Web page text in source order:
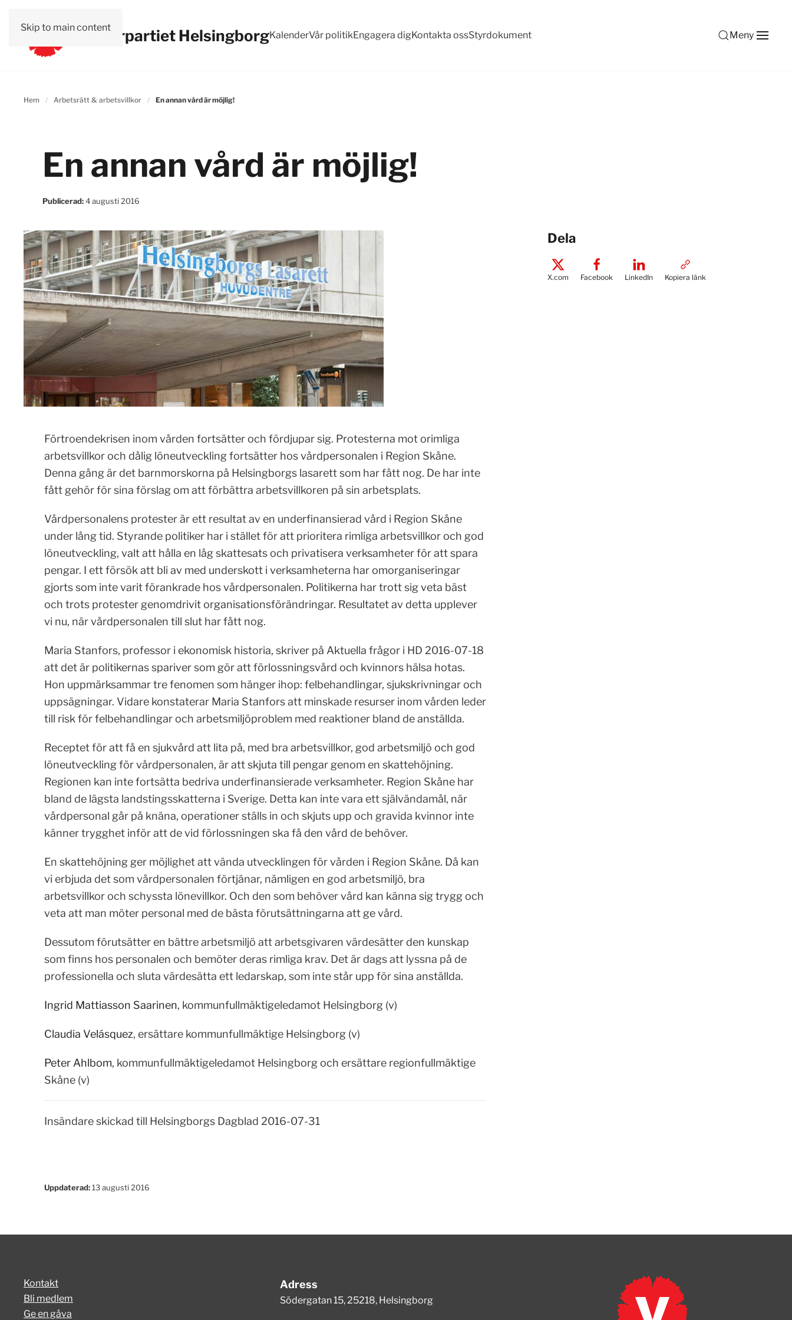
Skip to main contentVänsterpartiet HelsingborgKalenderVår politikEngagera digKontakta ossStyrdokument Meny
Hem Arbetsrätt & arbetsvillkor En annan vård är möjlig!
En annan vård är möjlig!
Publicerad:4 augusti 2016
Förtroendekrisen inom vården fortsätter och fördjupar sig. Protesterna mot orimliga
arbetsvillkor och dålig löneutveckling fortsätter hos vårdpersonalen i Region Skåne.
Denna gång är det barnmorskorna på Helsingborgs lasarett som har fått nog. De har inte
fått gehör för sina förslag om att förbättra arbetsvillkoren på sin arbetsplats.
Vårdpersonalens protester är ett resultat av en underfinansierad vård i Region Skåne
under lång tid. Styrande politiker har i stället för att prioritera rimliga arbetsvillkor och god
löneutveckling, valt att hålla en låg skattesats och privatisera verksamheter för att spara
pengar. I ett försök att bli av med underskott i verksamheterna har omorganiseringar
gjorts som inte varit förankrade hos vårdpersonalen. Politikerna har trott sig veta bäst
och trots protester genomdrivit organisationsförändringar. Resultatet av detta upplever
vi nu, när vårdpersonalen till slut har fått nog.
Maria Stanfors, professor i ekonomisk historia, skriver på Aktuella frågor i HD 2016-07-18
att det är politikernas spariver som gör att förlossningsvård och kvinnors hälsa hotas.
Hon uppmärksammar tre fenomen som hänger ihop: felbehandlingar, sjukskrivningar och
uppsägningar. Vidare konstaterar Maria Stanfors att minskade resurser inom vården leder
till risk för felbehandlingar och arbetsmiljöproblem med reaktioner bland de anställda.
Receptet för att få en sjukvård att lita på, med bra arbetsvillkor, god arbetsmiljö och god
löneutveckling för vårdpersonalen, är att skjuta till pengar genom en skattehöjning.
Regionen kan inte fortsätta bedriva underfinansierade verksamheter. Region Skåne har
bland de lägsta landstingsskatterna i Sverige. Detta kan inte vara ett självändamål, när
vårdpersonal går på knäna, operationer ställs in och skjuts upp och gravida kvinnor inte
känner trygghet inför att de vid förlossningen ska få den vård de behöver.
En skattehöjning ger möjlighet att vända utvecklingen för vården i Region Skåne. Då kan
vi erbjuda det som vårdpersonalen förtjänar, nämligen en god arbetsmiljö, bra
arbetsvillkor och schyssta lönevillkor. Och den som behöver vård kan känna sig trygg och
veta att man möter personal med de bästa förutsättningarna att ge vård.
Dessutom förutsätter en bättre arbetsmiljö att arbetsgivaren värdesätter den kunskap
som finns hos personalen och bemöter deras rimliga krav. Det är dags att lyssna på de
professionella och sluta värdesätta ett ledarskap, som inte står upp för sina anställda.
Ingrid Mattiasson Saarinen, kommunfullmäktigeledamot Helsingborg (v)
Claudia Velásquez, ersättare kommunfullmäktige Helsingborg (v)
Peter Ahlbom, kommunfullmäktigeledamot Helsingborg och ersättare regionfullmäktige
Skåne (v)
Insändare skickad till Helsingborgs Dagblad 2016-07-31
Uppdaterad:13 augusti 2016
Dela
X.com Facebook LinkedIn Kopiera länk
Kontakt
Bli medlem
Ge en gåva
Adress
Södergatan 15, 25218, Helsingborg